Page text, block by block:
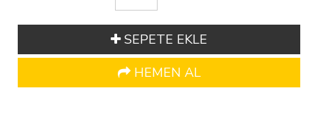
SEPETE EKLE
HEMEN AL